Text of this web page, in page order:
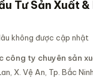
Tư Sản Xuất &
không được cập nhật
công ty chuyên sản
X. Vệ An, Tp. Bắc Ninh,